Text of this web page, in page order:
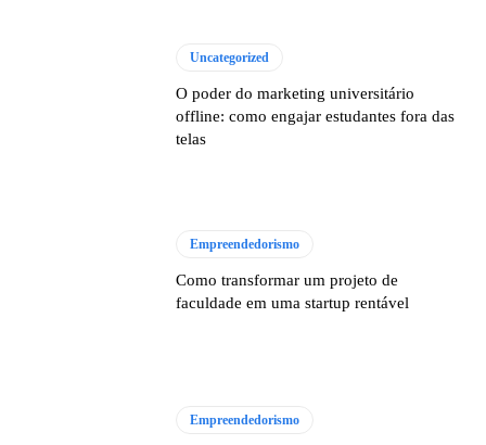
Uncategorized
O poder do marketing universitário
offline: como engajar estudantes fora das
telas
Empreendedorismo
Como transformar um projeto de
faculdade em uma startup rentável
Empreendedorismo